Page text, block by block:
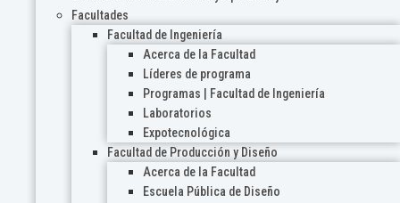
Facultades
Facultad de Ingeniería
Acerca de la Facultad
Líderes de programa
Programas | Facultad de Ingeniería
Laboratorios
Expotecnológica
Facultad de Producción y Diseño
Acerca de la Facultad
Escuela Pública de Diseño